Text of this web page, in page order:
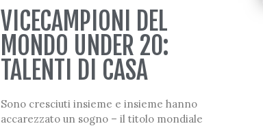
VICECAMPIONI DEL
MONDO UNDER 20:
TALENTI DI CASA
Sono cresciuti insieme e insieme hanno
accarezzato un sogno – il titolo mondiale